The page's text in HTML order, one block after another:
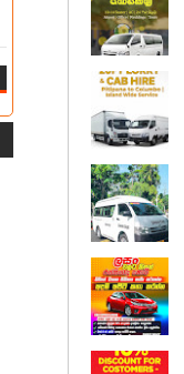
: Services ...